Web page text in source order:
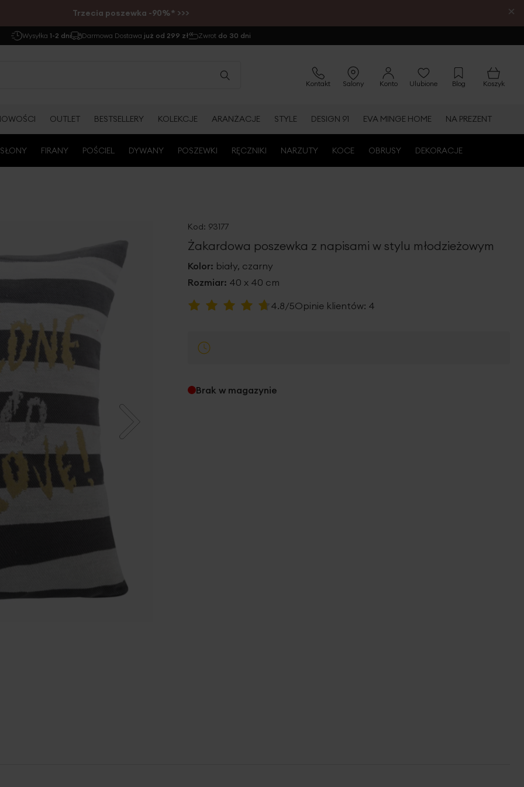
Trzecia poszewka -90%* >>> ×
Wysyłka 1-2 dni Darmowa Dostawa już od 299 zł Zwrot do 30 dni
Kontakt Salony Konto Ulubione Blog Koszyk
OUTLET BESTSELLERY KOLEKCJE ARANŻACJE STYLE DESIGN 91 EVA MINGE HOME NA PREZENT
FIRANY POŚCIEL DYWANY POSZEWKI RĘCZNIKI NARZUTY KOCE OBRUSY DEKORACJE
Kod: 93177
Żakardowa poszewka z napisami w stylu młodzieżowym
Kolor: biały, czarny
Rozmiar: 40 x 40 cm
Ocena:
4.8/5Opinie klientów: 4
Brak w magazynie